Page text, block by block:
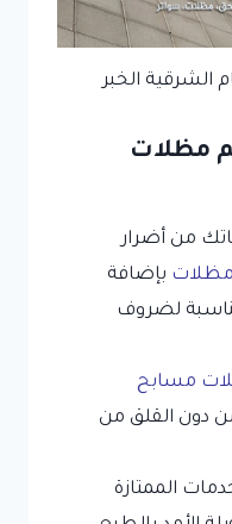
الشرقية الخبر
مظلات
من أضرار
مظلات بإضافة
لضروف
مسابح
دون القلق من
الممتازة